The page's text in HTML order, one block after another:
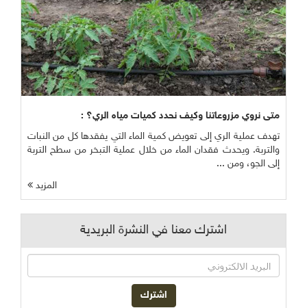
متى نروي مزروعاتنا وكيف نحدد كميات مياه الري؟ :
تهدف عملية الري إلى تعويض كمية الماء التي يفقدها كل من النبات
والتربة. ويحدث فقدان الماء من خلال عملية التبخر من سطح التربة
إلى الجو، ومن ...
المزيد
اشترك معنا في النشرة البريدية